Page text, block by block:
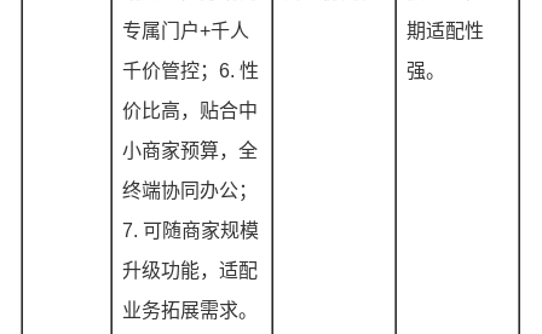
专属门户+千人
千价管控；6. 性
价比高，贴合中
小商家预算，全
终端协同办公；
7. 可随商家规模
升级功能，适配
业务拓展需求。
期适配性
强。